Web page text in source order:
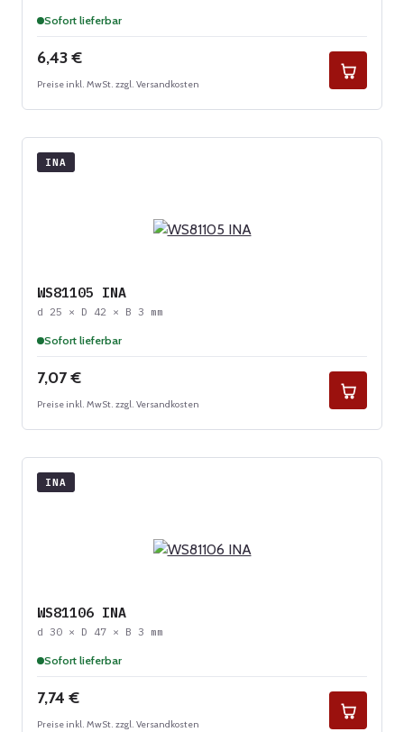
Sofort lieferbar
Regulärer Preis:
6,43 €
Preise inkl. MwSt. zzgl. Versandkosten
INA
WS81105 INA
d 25 × D 42 × B 3 mm
Sofort lieferbar
Regulärer Preis:
7,07 €
Preise inkl. MwSt. zzgl. Versandkosten
INA
WS81106 INA
d 30 × D 47 × B 3 mm
Sofort lieferbar
Regulärer Preis:
7,74 €
Preise inkl. MwSt. zzgl. Versandkosten